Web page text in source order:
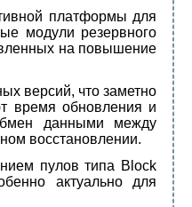
платформы для
модули резервного
на повышение
версий, что заметно
время обновления и
данными между
восстановлении.
пулов типа Block
актуально для